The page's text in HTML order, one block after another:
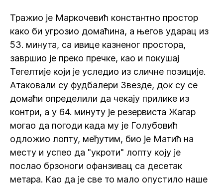
Тражио је Маркочевић константно простор
како би угрозио домаћина, а његов ударац из
53. минута, са ивице казненог простора,
завршио је преко пречке, као и покушај
Тегелтије који је уследио из сличне позиције.
Атаковали су фудбалери Звезде, док су се
домаћи определили да чекају прилике из
контри, а у 64. минуту је резервиста Жагар
могао да погоди када му је Голубовић
одложио лопту, међутим, био је Матић на
месту и успео да "укроти" лопту коју је
послао брзоноги офанзивац са десетак
метара. Као да је све то мало опустило наше